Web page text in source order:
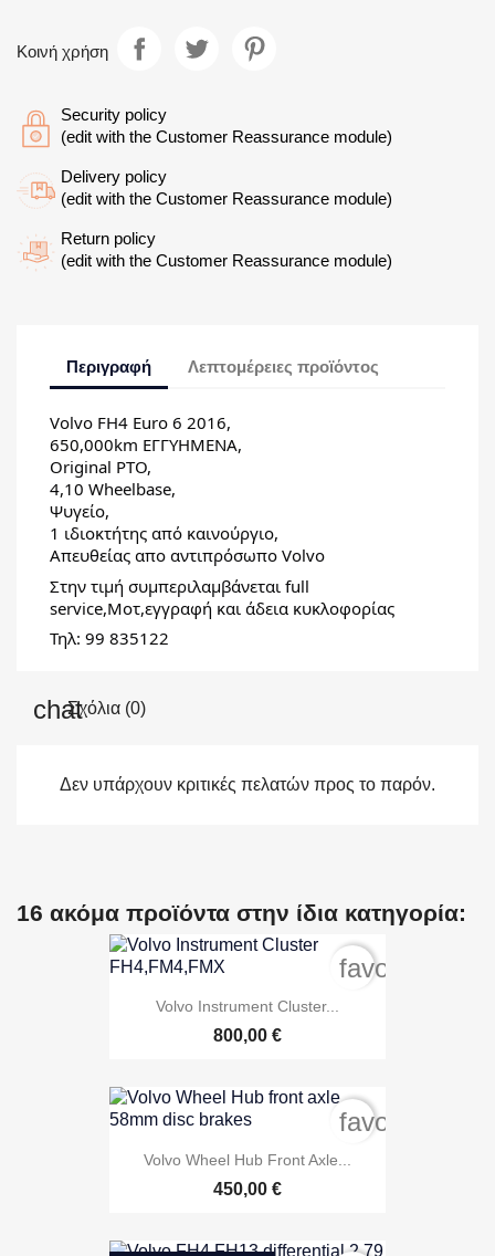
Κοινή χρήση
Security policy
(edit with the Customer Reassurance module)
Delivery policy
(edit with the Customer Reassurance module)
Return policy
(edit with the Customer Reassurance module)
Περιγραφή Λεπτομέρειες προϊόντος
Volvo FH4 Euro 6 2016,
650,000km ΕΓΓΥΗΜΕΝΑ,
Original PTO,
4,10 Wheelbase,
Ψυγείο,
1 ιδιοκτήτης από καινούργιο,
Απευθείας απο αντιπρόσωπο Volvo
Στην τιμή συμπεριλαμβάνεται full
service,Μοτ,εγγραφή και άδεια κυκλοφορίας
Τηλ: 99 835122
Σχόλια (0)
Δεν υπάρχουν κριτικές πελατών προς το παρόν.
16 ακόμα προϊόντα στην ίδια κατηγορία:
Volvo Instrument Cluster...
800,00 €
Volvo Wheel Hub Front Axle...
450,00 €